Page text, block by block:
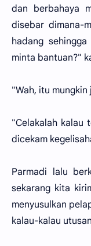
dan berbahaya
disebar dimana-
hadang
minta bantuan?"
"Wah, itu
"Celakalah kalau
dicekam
Parmadi lalu
sekarang kita
menyusulkan
kalau-kalau